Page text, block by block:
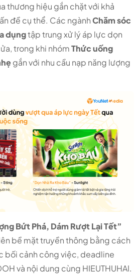
thương hiệu gắn chặt với khả
đề cụ thể. Các ngànhChăm sóc
dụngtập trung xử lý áp lực dọn
trong khi nhómThức uống
gắn với nhu cầu nạp năng lượng
Bứt Phá, Dám Rượt Lại Tết”
bề mặt truyền thông bằng cách
bối cảnh công việc, deadline
và nội dung cùng HIEUTHUHAI.